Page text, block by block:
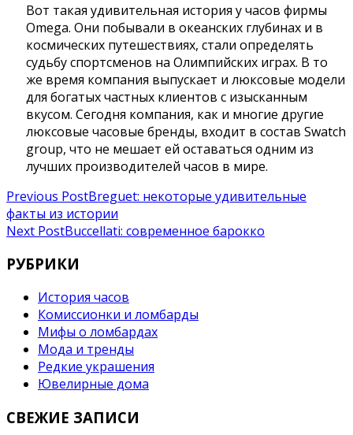
Вот такая удивительная история у часов фирмы
Omega. Они побывали в океанских глубинах и в
космических путешествиях, стали определять
судьбу спортсменов на Олимпийских играх. В то
же время компания выпускает и люксовые модели
для богатых частных клиентов с изысканным
вкусом. Сегодня компания, как и многие другие
люксовые часовые бренды, входит в состав Swatch
group, что не мешает ей оставаться одним из
лучших производителей часов в мире.
Навигация
по
Previous PostBreguet: некоторые удивительные
факты из истории
Next PostBuccellati: современное барокко
РУБРИКИ
История часов
Комиссионки и ломбарды
Мифы о ломбардах
Мода и тренды
Редкие украшения
Ювелирные дома
СВЕЖИЕ ЗАПИСИ